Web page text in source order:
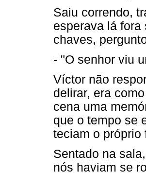
Saiu correndo,
esperava lá
chaves,
- "O senhor viu
Víctor não
delirar, era
cena uma
que o tempo se
teciam o próprio
Sentado na
nós haviam se